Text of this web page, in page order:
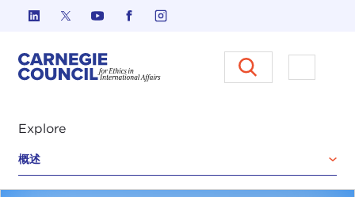
跳至内容
Carnegie Council 国际事务中的
打开菜单
Explore
概述